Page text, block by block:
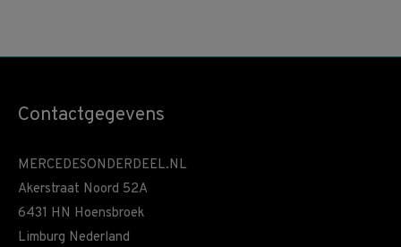
Contactgegevens
MERCEDESONDERDEEL.NL
Akerstraat Noord 52A
6431 HN Hoensbroek
Limburg Nederland